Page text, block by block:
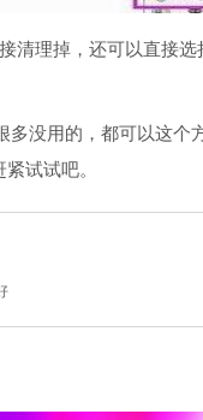
理掉，还可以直接选
没用的，都可以这个
试试吧。